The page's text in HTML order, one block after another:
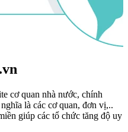
cơ quan nhà nước, chính
là các cơ quan, đơn vị,..
giúp các tổ chức tăng độ uy